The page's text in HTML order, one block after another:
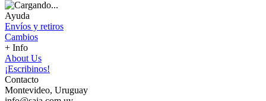
Ayuda
Envíos y retiros
Cambios
+ Info
About Us
¡Escribinos!
Contacto
Montevideo, Uruguay